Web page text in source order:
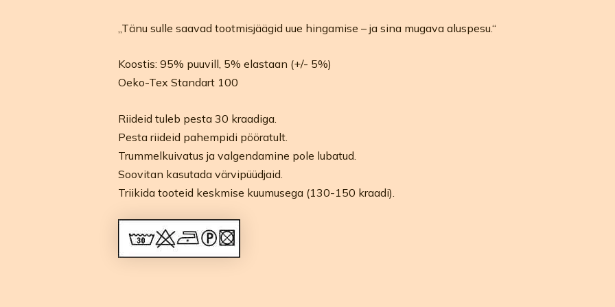
„Tänu sulle saavad tootmisjäägid uue hingamise – ja sina mugava aluspesu.“
Koostis: 95% puuvill, 5% elastaan (+/- 5%)
Oeko-Tex Standart 100
Riideid tuleb pesta 30 kraadiga.
Pesta riideid pahempidi pööratult.
Trummelkuivatus ja valgendamine pole lubatud.
Soovitan kasutada värvipüüdjaid.
Triikida tooteid keskmise kuumusega (130-150 kraadi).